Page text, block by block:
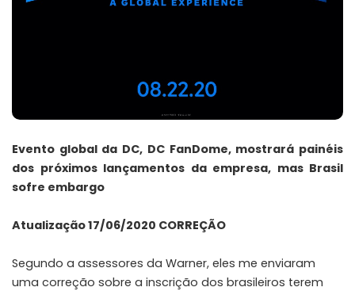
Evento global da DC, DC FanDome, mostrará painéis
dos próximos lançamentos da empresa, mas Brasil
sofre embargo
Atualização 17/06/2020 CORREÇÃO
Segundo a assessores da Warner, eles me enviaram
uma correção sobre a inscrição dos brasileiros terem